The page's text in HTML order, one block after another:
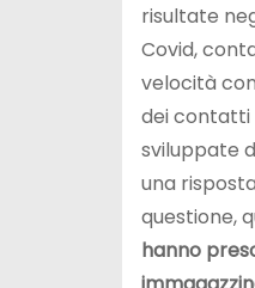
risultate
Covid,
velocità
dei contatti
sviluppate
una
questione,
hanno